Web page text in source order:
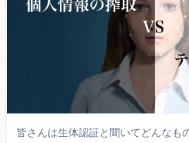
皆さんは生体認証と聞いてどんなも